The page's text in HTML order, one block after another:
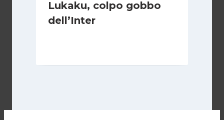
Lukaku, colpo gobbo
dell’Inter